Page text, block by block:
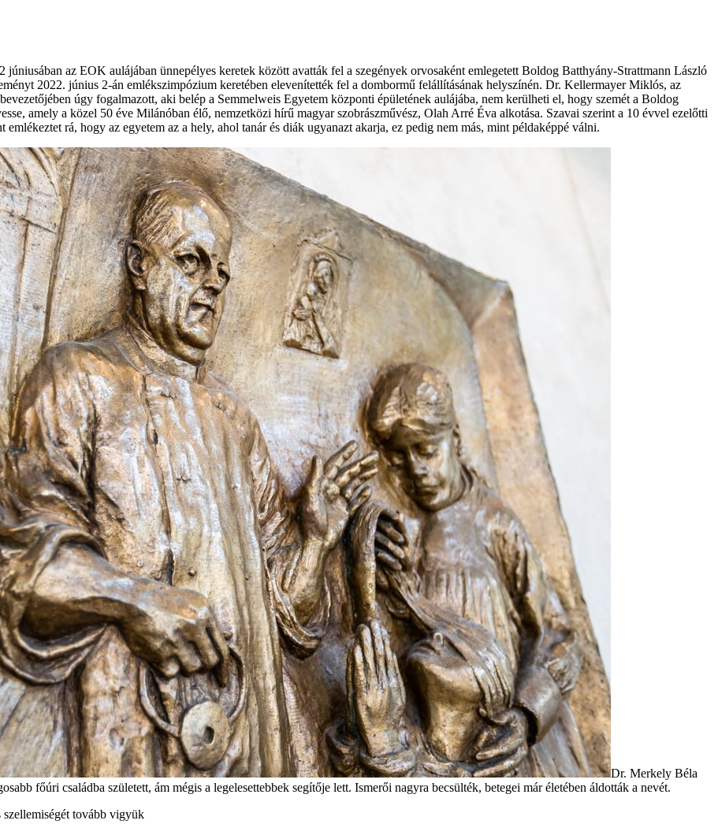
júniusában az EOK aulájában ünnepélyes keretek között avatták fel a szegények orvosaként emlegetett Boldog Batthyány-Strattmann László
2022. június 2-án emlékszimpózium keretében elevenítették fel a dombormű felállításának helyszínén. Dr. Kellermayer Miklós, az
úgy fogalmazott, aki belép a Semmelweis Egyetem központi épületének aulájába, nem kerülheti el, hogy szemét a Boldog
amely a közel 50 éve Milánóban élő, nemzetközi hírű magyar szobrászművész, Olah Arré Éva alkotása. Szavai szerint a 10 évvel ezelőtti
rá, hogy az egyetem az a hely, ahol tanár és diák ugyanazt akarja, ez pedig nem más, mint példaképpé válni.
Dr. Merkely Béla
főúri családba született, ám mégis a legelesettebbek segítője lett. Ismerői nagyra becsülték, betegei már életében áldották a nevét.
tovább vigyük